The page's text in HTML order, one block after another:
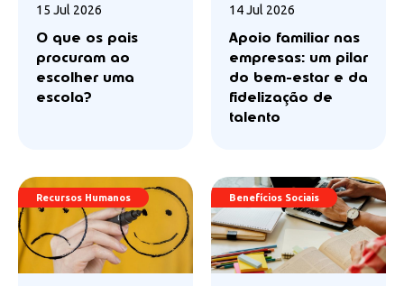
15 Jul 2026
O que os pais
procuram ao
escolher uma
escola?
14 Jul 2026
Apoio familiar nas
empresas: um pilar
do bem-estar e da
fidelização de
talento
Recursos Humanos Benefícios Sociais